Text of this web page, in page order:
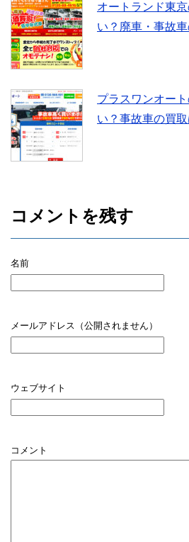
オートランド東
い？廃車・事故
プラスワンオー
い？事故車の買取
コメントを残す
名前
メールアドレス（公開されません）
ウェブサイト
コメント